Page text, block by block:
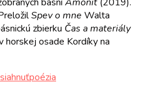
Spev o mne Walta
zbierku Čas a materiály
horskej osade Kordíky na
poézia